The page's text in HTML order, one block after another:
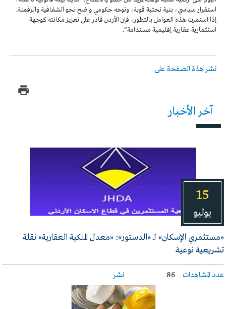
استقرار سياسي، بنية تحتية قوية، وتوجه حكومي واضح نحو الشفافية والرقمنة.
إذا استمرت هذه العوامل بالتطور، فإن الأردن قادر على تعزيز مكانته كوجهة
استثمارية عقارية إقليمية مستدامة".
نشر هذة الصفحة على
آخر الأخبار
15
يوليو
«مستثمري الإسكان» لـ «الدستور»: «معدل الملكية العقارية» نقلة
تشريعية نوعية
نشر عدد المشاهدات 86